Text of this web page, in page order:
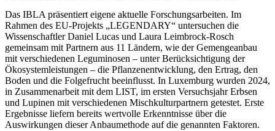
Das IBLA präsentiert eigene aktuelle Forschungsarbeiten. Im
Rahmen des EU-Projekts „LEGENDARY“ untersuchen die
Wissenschaftler Daniel Lucas und Laura Leimbrock-Rosch
gemeinsam mit Partnern aus 11 Ländern, wie der Gemengeanbau
mit verschiedenen Leguminosen – unter Berücksichtigung der
Ökosystemleistungen – die Pflanzenentwicklung, den Ertrag, den
Boden und die Folgefrucht beeinflusst. In Luxemburg wurden 2024,
in Zusammenarbeit mit dem LIST, im ersten Versuchsjahr Erbsen
und Lupinen mit verschiedenen Mischkulturpartnern getestet. Erste
Ergebnisse liefern bereits wertvolle Erkenntnisse über die
Auswirkungen dieser Anbaumethode auf die genannten Faktoren.